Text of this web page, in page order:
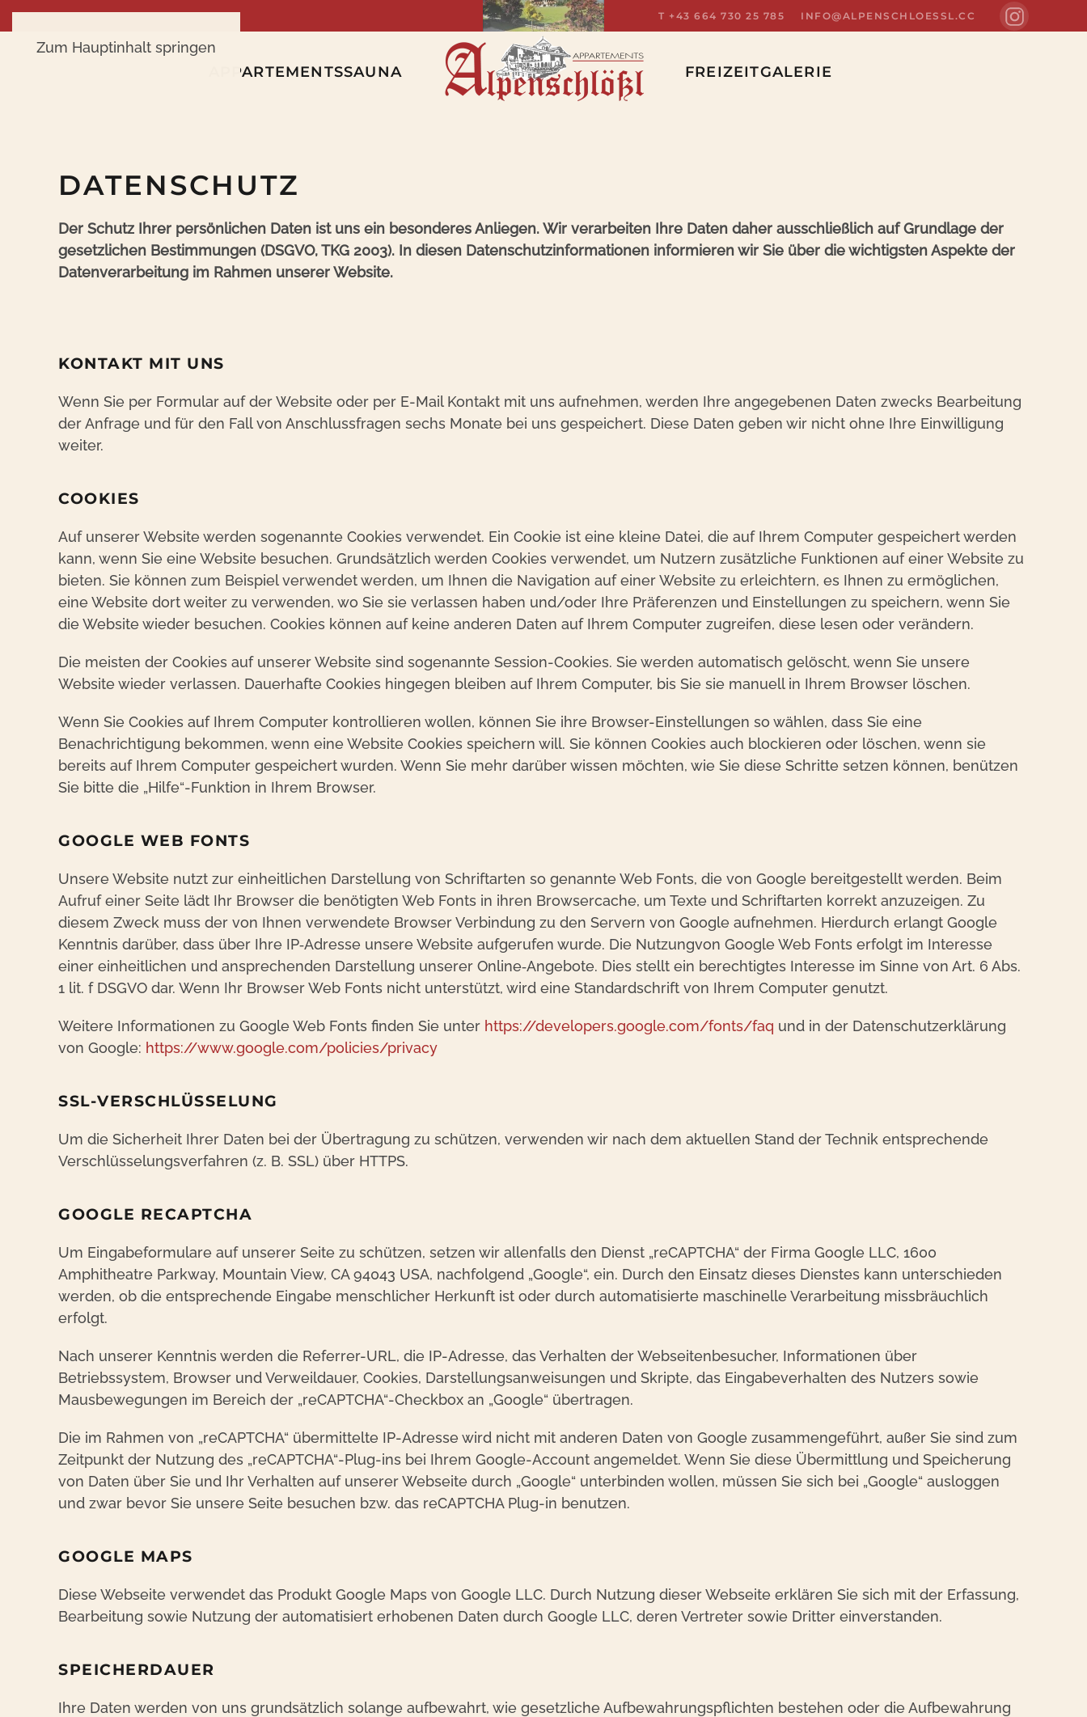
Zum Hauptinhalt springen
T +43 664 730 25 785 INFO@ALPENSCHLOESSL.CC
APPARTEMENTSSAUNA FREIZEITGALERIE
DATENSCHUTZ
Der Schutz Ihrer persönlichen Daten ist uns ein besonderes Anliegen. Wir verarbeiten Ihre Daten daher ausschließlich auf Grundlage der
gesetzlichen Bestimmungen (DSGVO, TKG 2003). In diesen Datenschutzinformationen informieren wir Sie über die wichtigsten Aspekte der
Datenverarbeitung im Rahmen unserer Website.
KONTAKT MIT UNS
Wenn Sie per Formular auf der Website oder per E-Mail Kontakt mit uns aufnehmen, werden Ihre angegebenen Daten zwecks Bearbeitung
der Anfrage und für den Fall von Anschlussfragen sechs Monate bei uns gespeichert. Diese Daten geben wir nicht ohne Ihre Einwilligung
weiter.
COOKIES
Auf unserer Website werden sogenannte Cookies verwendet. Ein Cookie ist eine kleine Datei, die auf Ihrem Computer gespeichert werden
kann, wenn Sie eine Website besuchen. Grundsätzlich werden Cookies verwendet, um Nutzern zusätzliche Funktionen auf einer Website zu
bieten. Sie können zum Beispiel verwendet werden, um Ihnen die Navigation auf einer Website zu erleichtern, es Ihnen zu ermöglichen,
eine Website dort weiter zu verwenden, wo Sie sie verlassen haben und/oder Ihre Präferenzen und Einstellungen zu speichern, wenn Sie
die Website wieder besuchen. Cookies können auf keine anderen Daten auf Ihrem Computer zugreifen, diese lesen oder verändern.
Die meisten der Cookies auf unserer Website sind sogenannte Session-Cookies. Sie werden automatisch gelöscht, wenn Sie unsere
Website wieder verlassen. Dauerhafte Cookies hingegen bleiben auf Ihrem Computer, bis Sie sie manuell in Ihrem Browser löschen.
Wenn Sie Cookies auf Ihrem Computer kontrollieren wollen, können Sie ihre Browser-Einstellungen so wählen, dass Sie eine
Benachrichtigung bekommen, wenn eine Website Cookies speichern will. Sie können Cookies auch blockieren oder löschen, wenn sie
bereits auf Ihrem Computer gespeichert wurden. Wenn Sie mehr darüber wissen möchten, wie Sie diese Schritte setzen können, benützen
Sie bitte die „Hilfe“-Funktion in Ihrem Browser.
GOOGLE WEB FONTS
Unsere Website nutzt zur einheitlichen Darstellung von Schriftarten so genannte Web Fonts, die von Google bereitgestellt werden. Beim
Aufruf einer Seite lädt Ihr Browser die benötigten Web Fonts in ihren Browsercache, um Texte und Schriftarten korrekt anzuzeigen. Zu
diesem Zweck muss der von Ihnen verwendete Browser Verbindung zu den Servern von Google aufnehmen. Hierdurch erlangt Google
Kenntnis darüber, dass über Ihre IP‐Adresse unsere Website aufgerufen wurde. Die Nutzungvon Google Web Fonts erfolgt im Interesse
einer einheitlichen und ansprechenden Darstellung unserer Online‐Angebote. Dies stellt ein berechtigtes Interesse im Sinne von Art. 6 Abs.
1 lit. f DSGVO dar. Wenn Ihr Browser Web Fonts nicht unterstützt, wird eine Standardschrift von Ihrem Computer genutzt.
Weitere Informationen zu Google Web Fonts finden Sie unter https://developers.google.com/fonts/faq und in der Datenschutzerklärung
von Google: https://www.google.com/policies/privacy
SSL-VERSCHLÜSSELUNG
Um die Sicherheit Ihrer Daten bei der Übertragung zu schützen, verwenden wir nach dem aktuellen Stand der Technik entsprechende
Verschlüsselungsverfahren (z. B. SSL) über HTTPS.
GOOGLE RECAPTCHA
Um Eingabeformulare auf unserer Seite zu schützen, setzen wir allenfalls den Dienst „reCAPTCHA“ der Firma Google LLC, 1600
Amphitheatre Parkway, Mountain View, CA 94043 USA, nachfolgend „Google“, ein. Durch den Einsatz dieses Dienstes kann unterschieden
werden, ob die entsprechende Eingabe menschlicher Herkunft ist oder durch automatisierte maschinelle Verarbeitung missbräuchlich
erfolgt.
Nach unserer Kenntnis werden die Referrer-URL, die IP-Adresse, das Verhalten der Webseitenbesucher, Informationen über
Betriebssystem, Browser und Verweildauer, Cookies, Darstellungsanweisungen und Skripte, das Eingabeverhalten des Nutzers sowie
Mausbewegungen im Bereich der „reCAPTCHA“-Checkbox an „Google“ übertragen.
Die im Rahmen von „reCAPTCHA“ übermittelte IP-Adresse wird nicht mit anderen Daten von Google zusammengeführt, außer Sie sind zum
Zeitpunkt der Nutzung des „reCAPTCHA“-Plug-ins bei Ihrem Google-Account angemeldet. Wenn Sie diese Übermittlung und Speicherung
von Daten über Sie und Ihr Verhalten auf unserer Webseite durch „Google“ unterbinden wollen, müssen Sie sich bei „Google“ ausloggen
und zwar bevor Sie unsere Seite besuchen bzw. das reCAPTCHA Plug-in benutzen.
GOOGLE MAPS
Diese Webseite verwendet das Produkt Google Maps von Google LLC. Durch Nutzung dieser Webseite erklären Sie sich mit der Erfassung,
Bearbeitung sowie Nutzung der automatisiert erhobenen Daten durch Google LLC, deren Vertreter sowie Dritter einverstanden.
SPEICHERDAUER
Ihre Daten werden von uns grundsätzlich solange aufbewahrt, wie gesetzliche Aufbewahrungspflichten bestehen oder die Aufbewahrung